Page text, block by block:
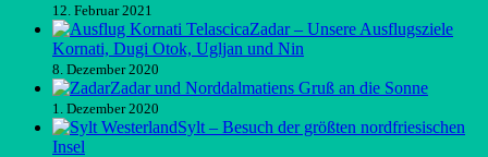
12. Februar 2021
Zadar – Unsere Ausflugsziele
Kornati, Dugi Otok, Ugljan und Nin
8. Dezember 2020
Zadar und Norddalmatiens Gruß an die Sonne
1. Dezember 2020
Sylt – Besuch der größten nordfriesischen
Insel